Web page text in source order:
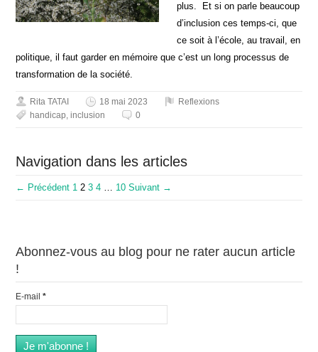
plus. Et si on parle beaucoup
d’inclusion ces temps-ci, que
ce soit à l’école, au travail, en
politique, il faut garder en mémoire que c’est un long processus de
transformation de la société.
Rita TATAI 18 mai 2023
Reflexions
handicap,inclusion 0
Navigation dans les articles
← Précédent 1 2 3 4 … 10 Suivant →
Abonnez-vous au blog pour ne rater aucun article
!
E-mail*